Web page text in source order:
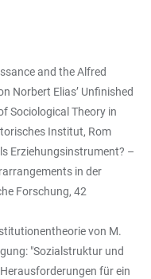
and the Alfred
Norbert Elias’ Unfinished
Sociological Theory in
Institut, Rom
Erziehungsinstrument? –
in der
Forschung, 42
von M.
"Sozialstruktur und
für ein